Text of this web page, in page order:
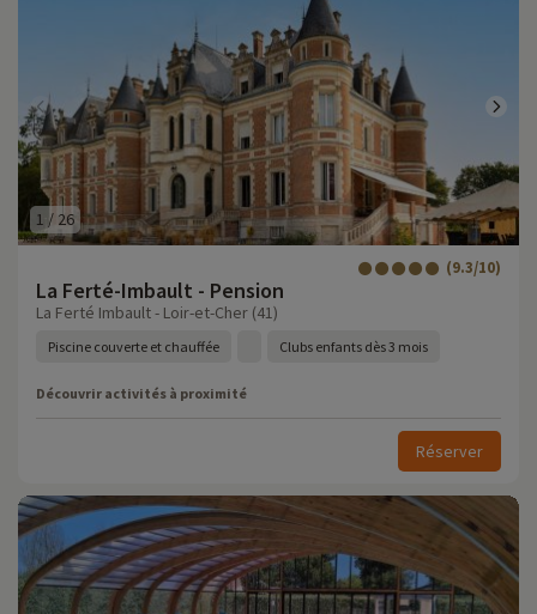
1 / 26
La Ferté-Imbault - Pension
(9.3/10)
La Ferté Imbault - Loir-et-Cher (41)
Piscine couverte et chauffée Clubs enfants dès 3 mois
Découvrir activités à proximité
Réserver